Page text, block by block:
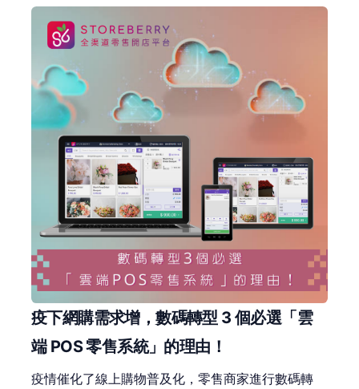
疫下網購需求增，數碼轉型 3 個必選「雲
端 POS 零售系統」的理由！
疫情催化了線上購物普及化，零售商家進行數碼轉